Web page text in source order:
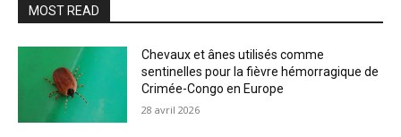
MOST READ
Chevaux et ânes utilisés comme
sentinelles pour la fièvre hémorragique de
Crimée-Congo en Europe
28 avril 2026